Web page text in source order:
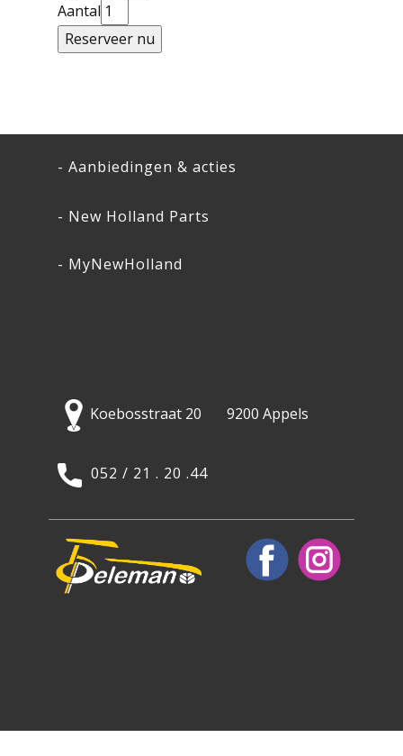
Aantal
- Aanbiedingen & acties
- New Holland Parts
- MyNewHolland
Koebosstraat 20 9200 Appels
052 / 21 . 20 .44